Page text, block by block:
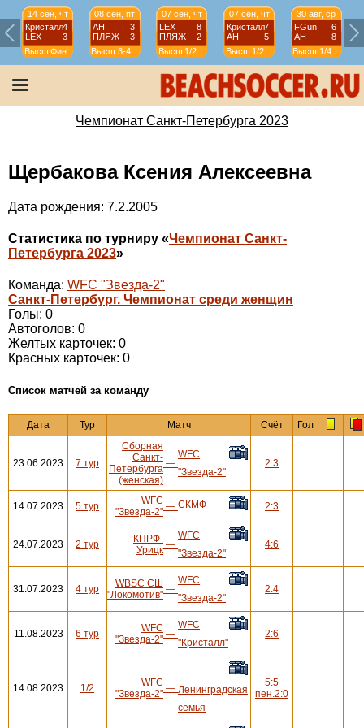
14 сен, чт
Кристалл4
LEX
3
Высш Фин
08 сен, пт
АН
3
ПЛЯЖ
3
Высш 3-4
07 сен, чт
LEX
8
ПЛЯЖ
2
Высш 1/2
07 сен, чт
Кристалл7
АН
5
Высш 1/2
30 авг, ср
FGun
6
АН
8
Высш 1/4
Чемпионат Санкт-Петербурга 2023
Щербакова Ксения Алексеевна
Дата рождения: 7.2.2005
Статистика по турниру «Чемпионат Санкт-
Петербурга 2023»
Команда: WFC "Звезда-2"
Санкт-Петербург. Чемпионат среди женщин
Голы: 0
Автоголов: 0
Желтых карточек: 0
Красных карточек: 0
Cписок матчей за команду
Дата Тур Матч Счёт Гол
23.06.2023 7 тур
Сборная
Санкт-
Петербурга
(женская)
—
WFC
"Звезда-2"
2:3
14.07.2023 5 тур
WFC
"Звезда-2" — СКМФ 2:3
24.07.2023 2 тур
КПРФ-
Урицк —
WFC
"Звезда-2"
4:6
31.07.2023 4 тур
WBSC СШ
"Локомотив" —
WFC
"Звезда-2"
2:4
11.08.2023 6 тур
WFC
"Звезда-2" —
WFC
"Кристалл"
2:6
14.08.2023 1/2
WFC
"Звезда-2" — Ленинградская
семья
5:5
пен.2:0